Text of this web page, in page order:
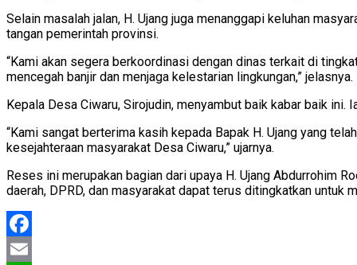
Selain masalah jalan, H. Ujang juga menanggapi keluhan
tangan pemerintah provinsi.
“Kami akan segera berkoordinasi dengan dinas terkait di
mencegah banjir dan menjaga kelestarian lingkungan,” jelasnya.
Kepala Desa Ciwaru, Sirojudin, menyambut baik kabar baik
“Kami sangat berterima kasih kepada Bapak H. Ujang yang
kesejahteraan masyarakat Desa Ciwaru,” ujarnya.
Reses ini merupakan bagian dari upaya H. Ujang Abdurrohim
daerah, DPRD, dan masyarakat dapat terus ditingkatkan untuk
Facebook